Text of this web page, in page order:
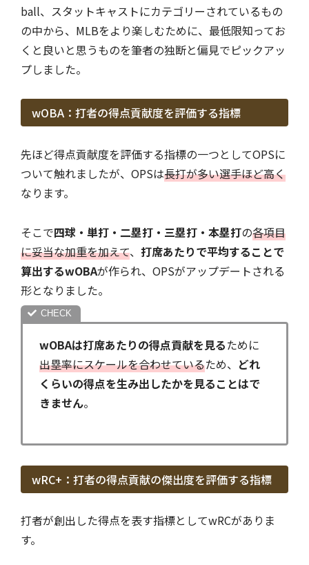
ball、スタットキャストにカテゴリーされているもの
の中から、MLBをより楽しむために、最低限知ってお
くと良いと思うものを筆者の独断と偏見でピックアッ
プしました。
wOBA：打者の得点貢献度を評価する指標
先ほど得点貢献度を評価する指標の一つとしてOPSに
ついて触れましたが、OPSは長打が多い選手ほど高く
なります。
そこで四球・単打・二塁打・三塁打・本塁打の各項目
に妥当な加重を加えて、 打席あたりで平均することで
算出するwOBAが作られ、OPSがアップデートされる
形となりました。
wOBAは打席あたりの得点貢献を見るために
出塁率にスケールを合わせているため、 どれ
くらいの得点を生み出したかを見ることはで
きません。
wRC+：打者の得点貢献の傑出度を評価する指標
打者が創出した得点を表す指標としてwRCがありま
す。